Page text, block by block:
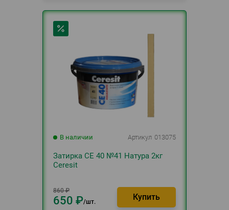
В наличии Артикул 013075
Затирка CE 40 №41 Натура 2кг
Ceresit
860 ₽
650 ₽ шт.